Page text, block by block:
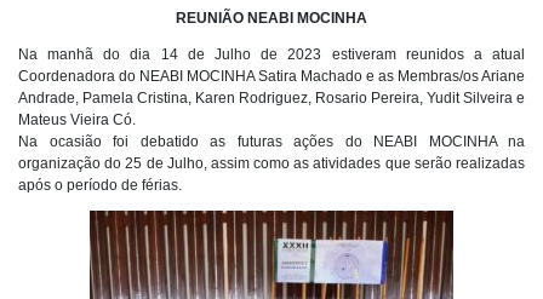
REUNIÃO NEABI MOCINHA
Na manhã do dia 14 de Julho de 2023 estiveram reunidos a atual
Coordenadora do NEABI MOCINHA Satira Machado e as Membras/os Ariane
Andrade, Pamela Cristina, Karen Rodriguez, Rosario Pereira, Yudit Silveira e
Mateus Vieira Có.
Na ocasião foi debatido as futuras ações do NEABI MOCINHA na
organização do 25 de Julho, assim como as atividades que serão realizadas
após o período de férias.